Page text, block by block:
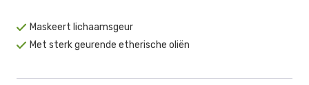
Maskeert lichaamsgeur
Met sterk geurende etherische oliën